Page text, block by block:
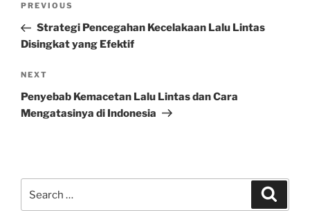
Previous
Post
PREVIOUS
Strategi Pencegahan Kecelakaan Lalu Lintas
Disingkat yang Efektif
Next
Post
NEXT
Penyebab Kemacetan Lalu Lintas dan Cara
Mengatasinya di Indonesia
for: